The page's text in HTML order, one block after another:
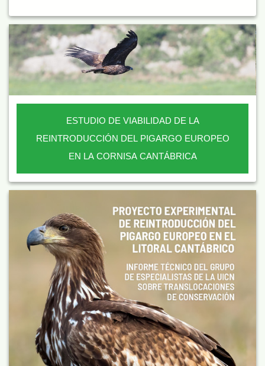
ESTUDIO DE VIABILIDAD DE LA
REINTRODUCCIÓN DEL PIGARGO EUROPEO
EN LA CORNISA CANTÁBRICA